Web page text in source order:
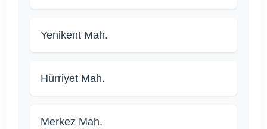
Yenikent Mah.
Hürriyet Mah.
Merkez Mah.